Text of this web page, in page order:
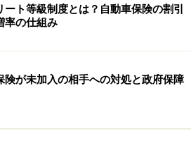
さんのクラウンをまったく運転す
区分を「30歳以上補償」にする
できます。
ート等級制度とは？自動車保険の割引
率の仕組み
険が未加入の相手への対処と政府保障